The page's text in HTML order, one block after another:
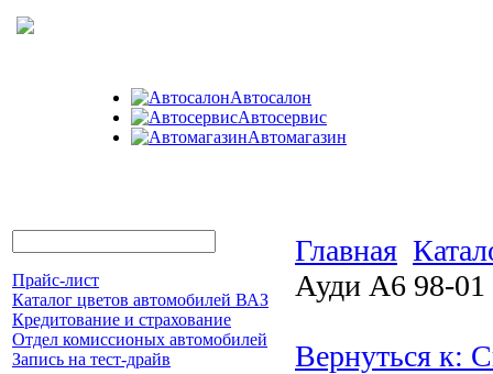
Автосалон
Автосервис
Автомагазин
Прайс-лист
Каталог цветов автомобилей ВАЗ
Кредитование и страхование
Отдел комиссионых автомобилей
Запись на тест-драйв
Главная
Ауди А6 98-01
Вернуться к: